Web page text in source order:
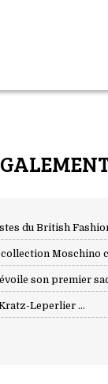
du British
Moschino
son premier
Leperlier ...